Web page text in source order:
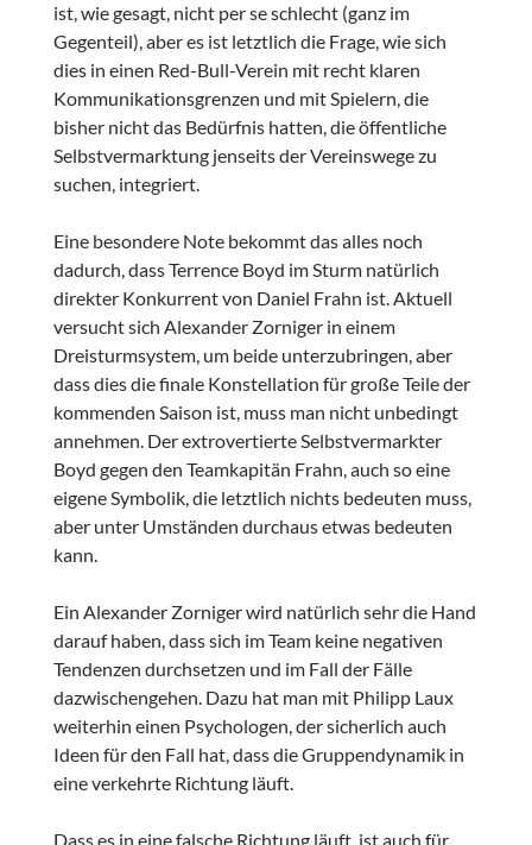
ist, wie gesagt, nicht per se schlecht (ganz im
Gegenteil), aber es ist letztlich die Frage, wie sich
dies in einen Red-Bull-Verein mit recht klaren
Kommunikationsgrenzen und mit Spielern, die
bisher nicht das Bedürfnis hatten, die öffentliche
Selbstvermarktung jenseits der Vereinswege zu
suchen, integriert.
Eine besondere Note bekommt das alles noch
dadurch, dass Terrence Boyd im Sturm natürlich
direkter Konkurrent von Daniel Frahn ist. Aktuell
versucht sich Alexander Zorniger in einem
Dreisturmsystem, um beide unterzubringen, aber
dass dies die finale Konstellation für große Teile der
kommenden Saison ist, muss man nicht unbedingt
annehmen. Der extrovertierte Selbstvermarkter
Boyd gegen den Teamkapitän Frahn, auch so eine
eigene Symbolik, die letztlich nichts bedeuten muss,
aber unter Umständen durchaus etwas bedeuten
kann.
Ein Alexander Zorniger wird natürlich sehr die Hand
darauf haben, dass sich im Team keine negativen
Tendenzen durchsetzen und im Fall der Fälle
dazwischengehen. Dazu hat man mit Philipp Laux
weiterhin einen Psychologen, der sicherlich auch
Ideen für den Fall hat, dass die Gruppendynamik in
eine verkehrte Richtung läuft.
Dass es in eine falsche Richtung läuft, ist auch für